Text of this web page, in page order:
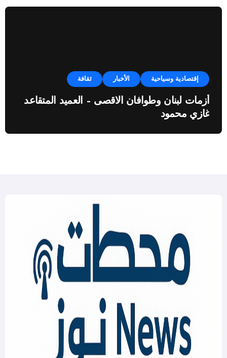
إقتصادية وسياحية الأخبار ثقافة
أزمات لبنان وطوافان الاقصى – العميد المتقاعد
غازي محمود